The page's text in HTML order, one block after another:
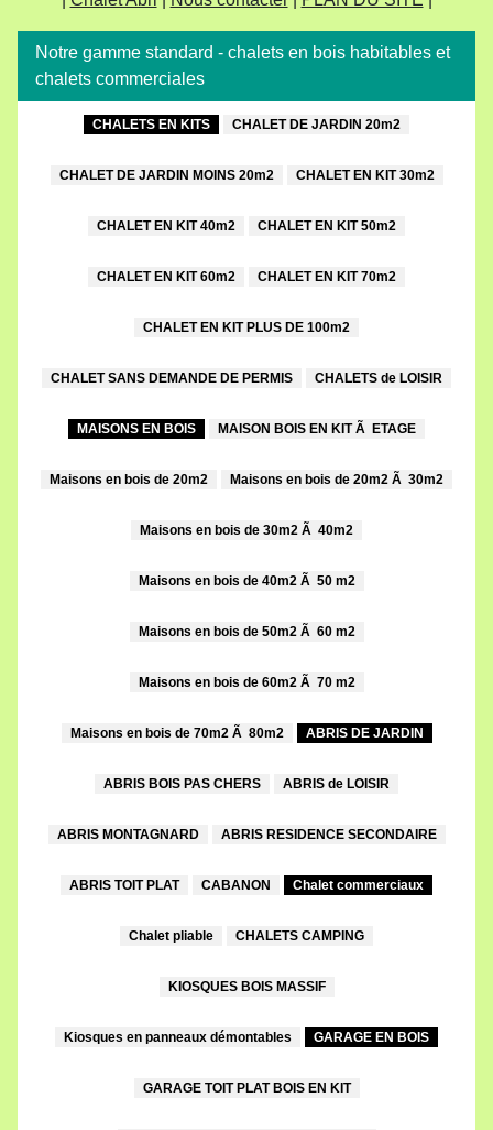
Notre gamme standard - chalets en bois habitables et
chalets commerciales
CHALETS EN KITS CHALET DE JARDIN 20m2
CHALET DE JARDIN MOINS 20m2 CHALET EN KIT 30m2
CHALET EN KIT 40m2 CHALET EN KIT 50m2
CHALET EN KIT 60m2 CHALET EN KIT 70m2
CHALET EN KIT PLUS DE 100m2
CHALET SANS DEMANDE DE PERMIS CHALETS de LOISIR
MAISONS EN BOIS MAISON BOIS EN KIT Ã ETAGE
Maisons en bois de 20m2 Maisons en bois de 20m2 Ã 30m2
Maisons en bois de 30m2 Ã 40m2
Maisons en bois de 40m2 Ã 50 m2
Maisons en bois de 50m2 Ã 60 m2
Maisons en bois de 60m2 Ã 70 m2
Maisons en bois de 70m2 Ã 80m2 ABRIS DE JARDIN
ABRIS BOIS PAS CHERS ABRIS de LOISIR
ABRIS MONTAGNARD ABRIS RESIDENCE SECONDAIRE
ABRIS TOIT PLAT CABANON Chalet commerciaux
Chalet pliable CHALETS CAMPING
KIOSQUES BOIS MASSIF
Kiosques en panneaux démontables GARAGE EN BOIS
GARAGE TOIT PLAT BOIS EN KIT